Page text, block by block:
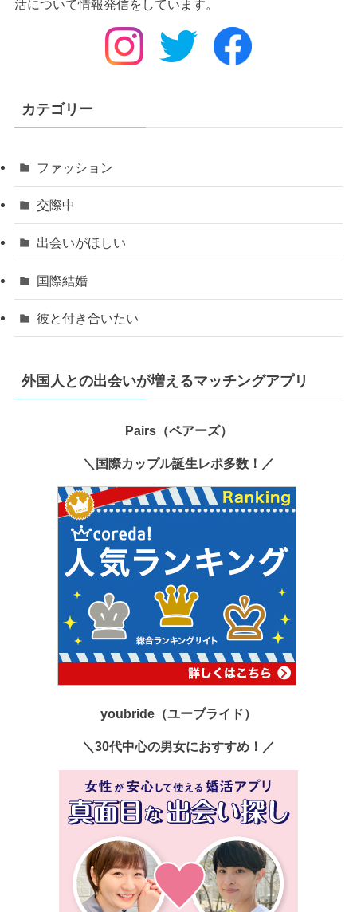
活について情報発信をしています。
カテゴリー
ファッション
交際中
出会いがほしい
国際結婚
彼と付き合いたい
外国人との出会いが増えるマッチングアプリ
Pairs（ペアーズ）
＼国際カップル誕生レポ多数！／
youbride（ユーブライド）
＼30代中心の男女におすすめ！／